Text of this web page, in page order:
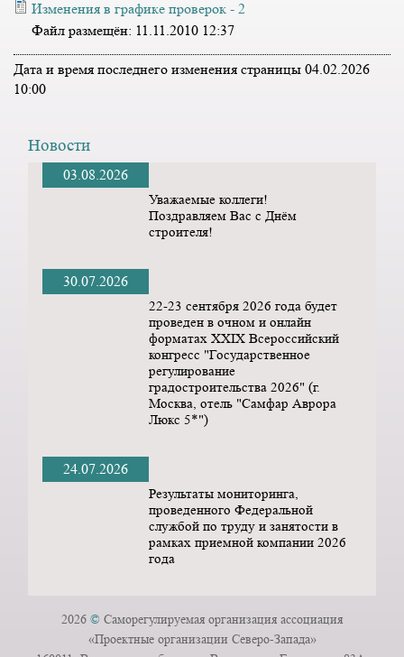
Изменения в графике проверок - 2
Файл размещён: 11.11.2010 12:37
Дата и время последнего изменения страницы 04.02.2026
10:00
Новости
03.08.2026
Уважаемые коллеги!
Поздравляем Вас с Днём
строителя!
30.07.2026
22-23 сентября 2026 года будет
проведен в очном и онлайн
форматах ХХIX Всероссийский
конгресс "Государственное
регулирование
градостроительства 2026" (г.
Москва, отель "Самфар Аврора
Люкс 5*")
24.07.2026
Результаты мониторинга,
проведенного Федеральной
службой по труду и занятости в
рамках приемной компании 2026
года
2026 © Саморегулируемая организация ассоциация
«Проектные организации Северо-Запада»